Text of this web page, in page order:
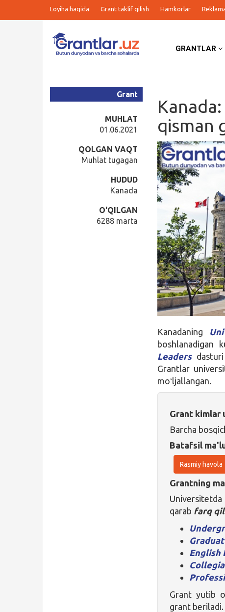
Loyiha haqida Grant taklif qilish Hamkorlar
GRANTLAR
qisman
Grant
MUHLAT
01.06.2021
QOLGAN VAQT
Muhlat tugagan
HUDUD
Kanada
O'QILGAN
6288 marta
Kanadaning
boshlanadigan
Leaders
Grantlar
moʻljallangan.
Grant kimlar
Barcha
Batafsil
Rasmiy havola
Grantning
Universitetda
qarab farq
English
Grant yutib
grant beriladi.